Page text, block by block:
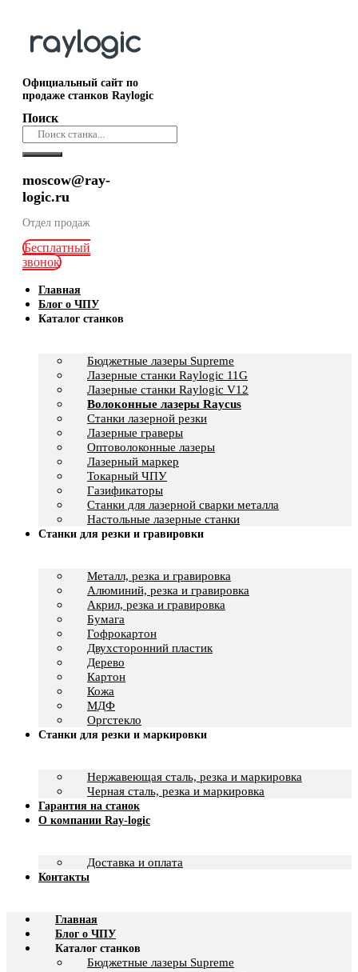
Официальный сайт по
продаже станков Raylogic
Поиск
moscow@ray-
logic.ru
Отдел продаж
Бесплатный
звонок
Главная
Блог о ЧПУ
Каталог станков
Бюджетные лазеры Supreme
Лазерные станки Raylogic 11G
Лазерные станки Raylogic V12
Волоконные лазеры Raycus
Станки лазерной резки
Лазерные граверы
Оптоволоконные лазеры
Лазерный маркер
Токарный ЧПУ
Газификаторы
Cтанки для лазерной сварки металла
Настольные лазерные станки
Станки для резки и гравировки
Металл, резка и гравировка
Алюминий, резка и гравировка
Акрил, резка и гравировка
Бумага
Гофрокартон
Двухсторонний пластик
Дерево
Картон
Кожа
МДФ
Оргстекло
Станки для резки и маркировки
Нержавеющая сталь, резка и маркировка
Черная сталь, резка и маркировка
Гарантия на станок
О компании Ray-logic
Доставка и оплата
Контакты
Главная
Блог о ЧПУ
Каталог станков
Бюджетные лазеры Supreme